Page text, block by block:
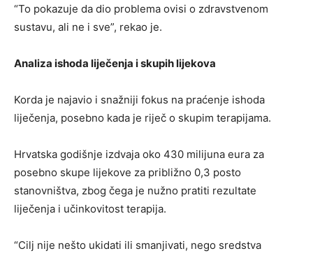
“To pokazuje da dio problema ovisi o zdravstvenom
sustavu, ali ne i sve”, rekao je.
Analiza ishoda liječenja i skupih lijekova
Korda je najavio i snažniji fokus na praćenje ishoda
liječenja, posebno kada je riječ o skupim terapijama.
Hrvatska godišnje izdvaja oko 430 milijuna eura za
posebno skupe lijekove za približno 0,3 posto
stanovništva, zbog čega je nužno pratiti rezultate
liječenja i učinkovitost terapija.
“Cilj nije nešto ukidati ili smanjivati, nego sredstva